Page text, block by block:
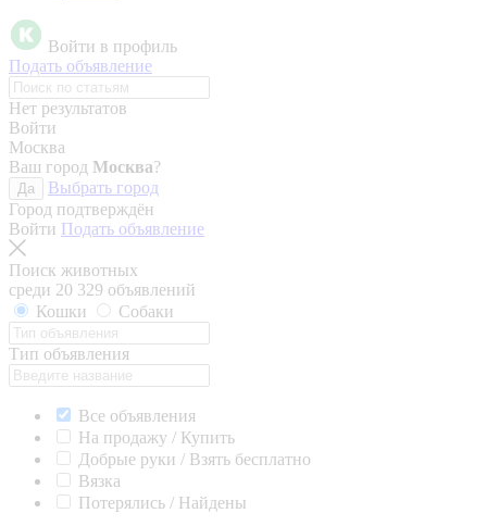
Войти в профиль
Подать объявление
Нет результатов
Войти
Москва
Ваш город Москва?
Да
Выбрать город
Город подтверждён
Войти Подать объявление
Поиск животных
среди 20 329 объявлений
Кошки
Собаки
Тип объявления
Все объявления
На продажу / Купить
Добрые руки / Взять бесплатно
Вязка
Потерялись / Найдены